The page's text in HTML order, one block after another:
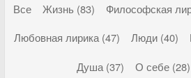
Все Жизнь (83) Философская
Любовная лирика (47)
Люди (40)
Душа (37)
О себе (28)